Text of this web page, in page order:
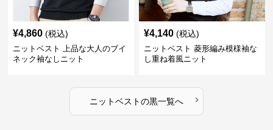
¥4,860 (税込)
ニットベスト 上品な大人のブイ
ネック袖なしニット
¥4,140 (税込)
ニットベスト 菱形編み模様袖な
し重ね着風ニット
ニットベストの黒一覧へ ›